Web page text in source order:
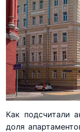
Как подсчитали
доля